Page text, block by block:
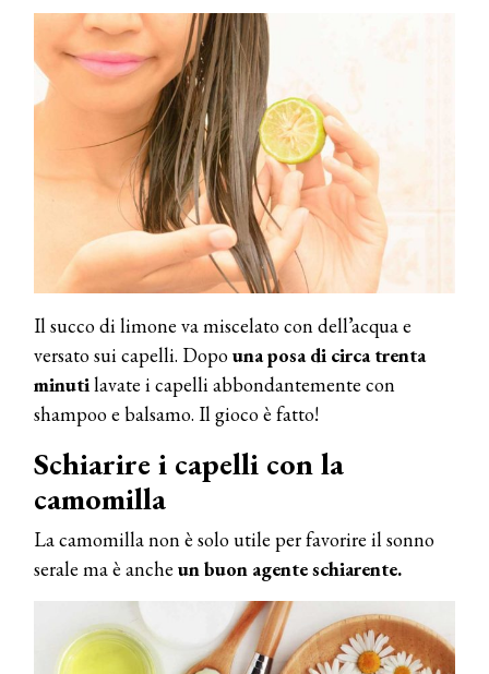
Il succo di limone va miscelato con dell’acqua e
versato sui capelli. Dopouna posa di circa trenta
minutilavate i capelli abbondantemente con
shampoo e balsamo. Il gioco è fatto!
Schiarire i capelli con la
camomilla
La camomilla non è solo utile per favorire il sonno
serale ma è anche un buon agente schiarente.